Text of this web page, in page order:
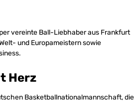
vereinte Ball-Liebhaber aus Frankfurt
und Europameistern sowie
Herz
Basketballnationalmannschaft, die